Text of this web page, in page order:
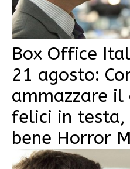
Box Office
21 agosto:
ammazzare il
felici in testa,
bene Horror